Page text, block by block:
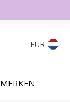
EUR
MERKEN